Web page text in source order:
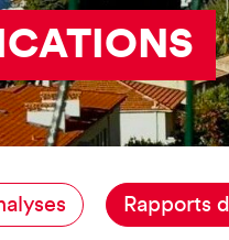
Rapports